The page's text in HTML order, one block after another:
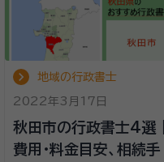
地域の行政書士
2022年3月17日
秋田市の行政書士4選｜
費用・料金目安、相続手